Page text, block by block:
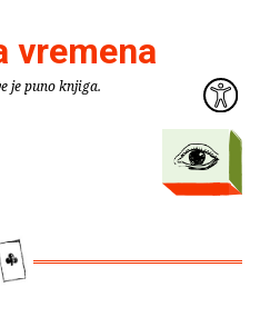
vremena
je puno knjiga.